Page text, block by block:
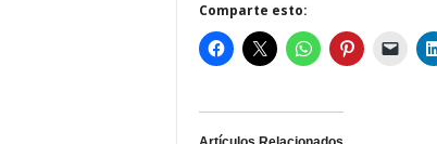
Comparte esto: